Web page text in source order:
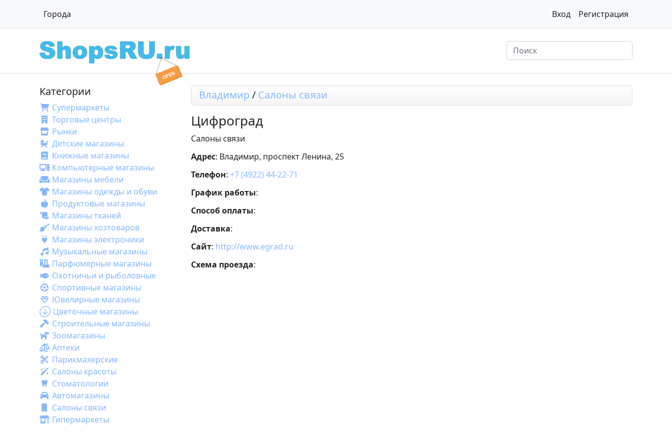
Города Вход Регистрация
Категории
Супермаркеты
Торговые центры
Рынки
Детские магазины
Книжные магазины
Компьютерные магазины
Магазины мебели
Магазины одежды и обуви
Продуктовые магазины
Магазины тканей
Магазины хозтоваров
Магазины электроники
Музыкальные магазины
Парфюмерные магазины
Охотничьи и рыболовные
Спортивные магазины
Ювелирные магазины
Цветочные магазины
Строительные магазины
Зоомагазины
Аптеки
Парикмахерские
Салоны красоты
Стоматологии
Автомагазины
Салоны связи
Гипермаркеты
Владимир/ Салоны связи
Цифроград
Салоны связи
Адрес: Владимир, проспект Ленина, 25
Телефон: +7 (4922) 44-22-71
График работы:
Способ оплаты:
Доставка:
Сайт: http://www.egrad.ru
Схема проезда: